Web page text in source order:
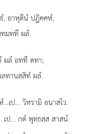
, อาหุตีนํ ปฏิคฺคหํ;
มททึ ผลํ.
ผลํ อททึ ตทา;
ทานสฺสิทํ ผลํ.
…เป… วิหรามิ อนาสโว.
เป… กตํ พุทฺธสฺส สาสนํ.